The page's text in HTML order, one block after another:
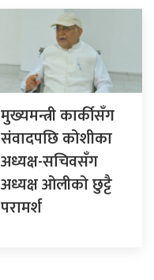
मुख्यमन्त्री कार्कीसँग
संवादपछि कोशीका
अध्यक्ष-सचिवसँग
अध्यक्ष ओलीको छुट्टै
परामर्श